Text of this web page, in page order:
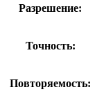
Разрешение:
Точность:
Повторяемость: